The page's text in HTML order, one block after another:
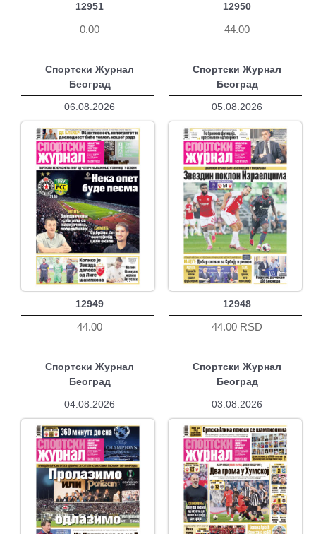
12951
0.00
12950
44.00
Спортски Журнал
Београд
06.08.2026
12949
44.00
Спортски Журнал
Београд
05.08.2026
12948
44.00 RSD
Спортски Журнал
Београд
04.08.2026
Спортски Журнал
Београд
03.08.2026